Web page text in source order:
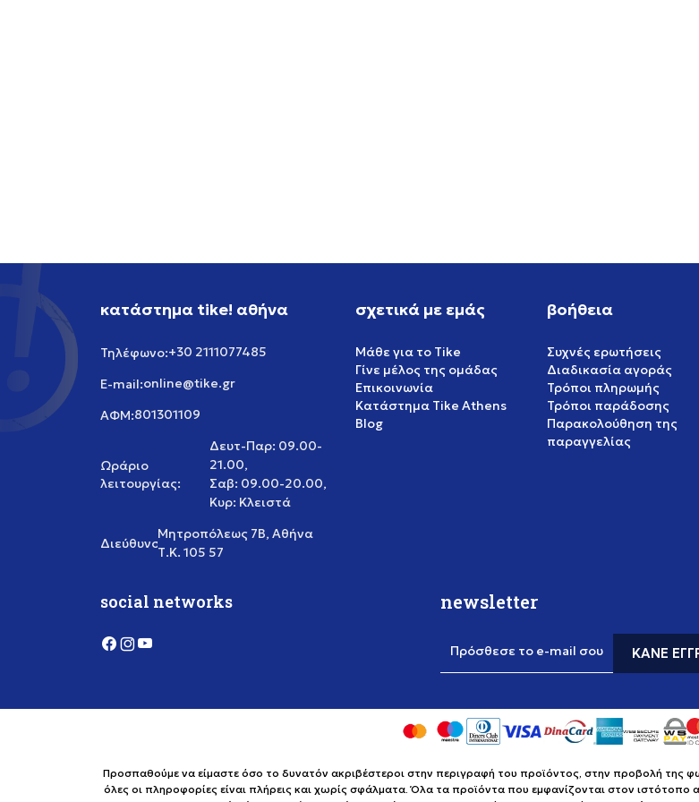
κατάστημα tike! αθήνα
Τηλέφωνο:+30 2111077485
E-mail:online@tike.gr
ΑΦΜ:801301109
Ωράριο
λειτουργίας:
Δευτ-Παρ: 09.00-
21.00,
Σαβ: 09.00-20.00,
Κυρ: Κλειστά
Διεύθυνση:
Μητροπόλεως 7Β, Αθήνα
Τ.Κ. 105 57
σχετικά με εμάς
Μάθε για το Tike
Γίνε μέλος της ομάδας
Επικοινωνία
Κατάστημα Tike Athens
Blog
βοήθεια
Συχνές ερωτήσεις
Διαδικασία αγοράς
Τρόποι πληρωμής
Τρόποι παράδοσης
Παρακολούθηση της
παραγγελίας
social networks newsletter
Πρόσθεσε το e-mail σου ΚΆΝΕ
Προσπαθούμε να είμαστε όσο το δυνατόν ακριβέστεροι στην περιγραφή του προϊόντος, στην προβολή της
όλες οι πληροφορίες είναι πλήρεις και χωρίς σφάλματα. Όλα τα προϊόντα που εμφανίζονται στον ιστότοπο